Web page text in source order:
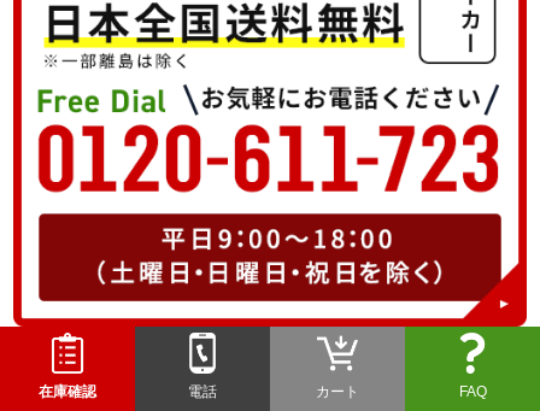
在庫確認 電話 カート FAQ